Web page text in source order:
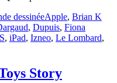
dessinéeÉtiquettes
Apple, Brian K
, Dupuis, Fiona
, iPad, Izneo, Le Lombard,
Story